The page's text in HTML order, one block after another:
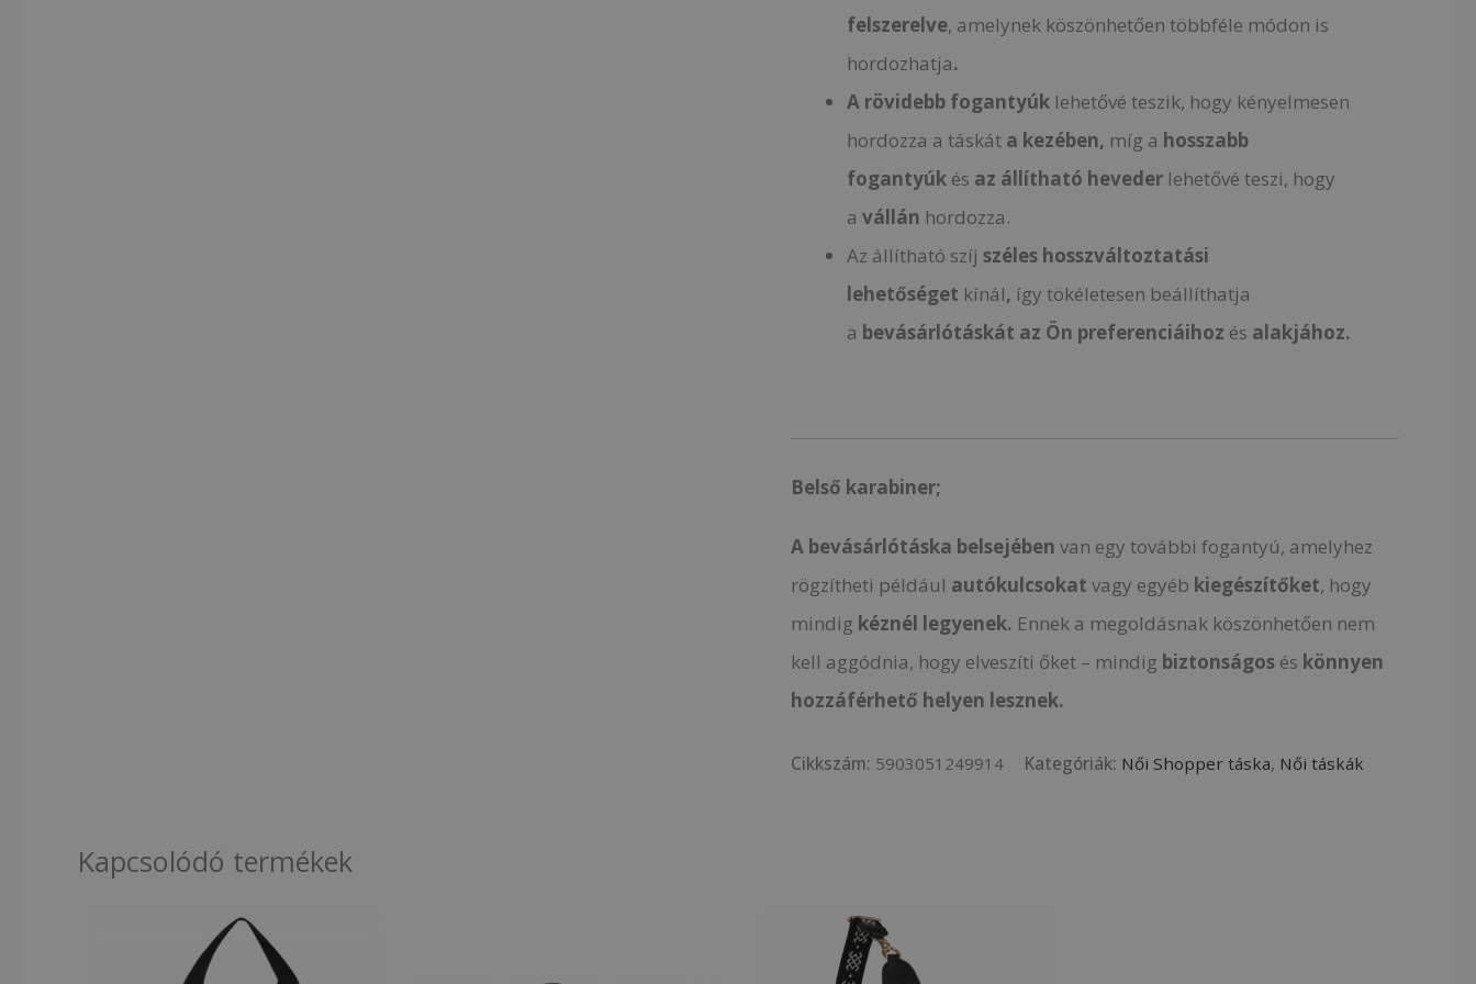
felszerelve, amelynek köszönhetően többféle módon is
hordozhatja.
A rövidebb fogantyúk lehetővé teszik, hogy kényelmesen
hordozza a táskát a kezében, míg a hosszabb
fogantyúk és az állítható heveder lehetővé teszi, hogy
avállán hordozza.
Az állítható szíjszéles hosszváltoztatási
lehetőséget kínál, így tökéletesen beállíthatja
a bevásárlótáskát az Ön preferenciáihoz és alakjához.
Belső karabiner;
A bevásárlótáska belsejében van egy további fogantyú, amelyhez
rögzítheti például autókulcsokat vagy egyéb kiegészítőket, hogy
mindig kéznél legyenek. Ennek a megoldásnak köszönhetően nem
kell aggódnia, hogy elveszíti őket – mindig biztonságos és könnyen
hozzáférhető helyen lesznek.
Cikkszám: 5903051249914 Kategóriák: Női Shopper táska, Női táskák
Kapcsolódó termékek